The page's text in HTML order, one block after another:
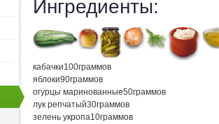
Ингредиенты:
кабачки100граммов
яблоки90граммов
огурцы маринованные50граммов
лук репчатый30граммов
зелень укропа10граммов